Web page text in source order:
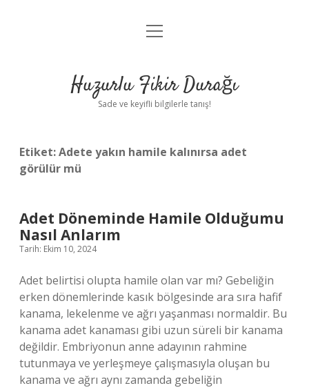
Anasayfa
Yasal Uyarı
menüyü
Huzurlu Fikir Durağı
Sade ve keyifli bilgilerle tanış!
Etiket:Adete yakın hamile kalınırsa adet
görülür mü
Adet Döneminde Hamile Olduğumu
Nasıl Anlarım
Tarih: Ekim 10, 2024
Adet belirtisi olupta hamile olan var mı? Gebeliğin
erken dönemlerinde kasık bölgesinde ara sıra hafif
kanama, lekelenme ve ağrı yaşanması normaldir. Bu
kanama adet kanaması gibi uzun süreli bir kanama
değildir. Embriyonun anne adayının rahmine
tutunmaya ve yerleşmeye çalışmasıyla oluşan bu
kanama ve ağrı aynı zamanda gebeliğin